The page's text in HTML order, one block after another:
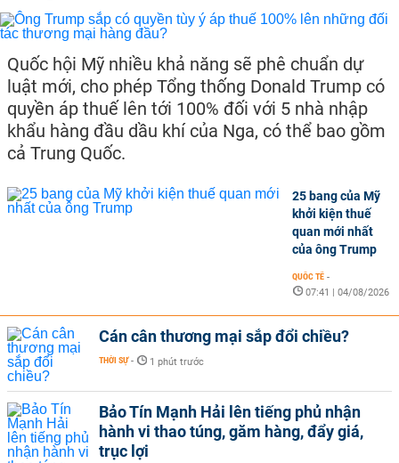
Quốc hội Mỹ nhiều khả năng sẽ phê chuẩn dự
luật mới, cho phép Tổng thống Donald Trump có
quyền áp thuế lên tới 100% đối với 5 nhà nhập
khẩu hàng đầu dầu khí của Nga, có thể bao gồm
cả Trung Quốc.
25 bang của Mỹ
khởi kiện thuế
quan mới nhất
của ông Trump
QUỐC TẾ -
07:41 | 04/08/2026
Cán cân thương mại sắp đổi chiều?
THỜI SỰ - 1 phút trước
Bảo Tín Mạnh Hải lên tiếng phủ nhận
hành vi thao túng, găm hàng, đẩy giá,
trục lợi